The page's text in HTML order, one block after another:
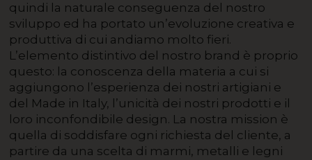
quindi la naturale conseguenza del nostro
sviluppo ed ha portato un’evoluzione creativa e
produttiva di cui andiamo molto fieri.
L’elemento distintivo del nostro brand è proprio
questo: la conoscenza della materia a cui si
aggiungono l’esperienza dei nostri artigiani e
del Made in Italy, l’unicità dei nostri prodotti e il
loro inconfondibile design. La nostra mission è
quella di soddisfare ogni richiesta del cliente, a
partire da una scelta di marmi, metalli e legni